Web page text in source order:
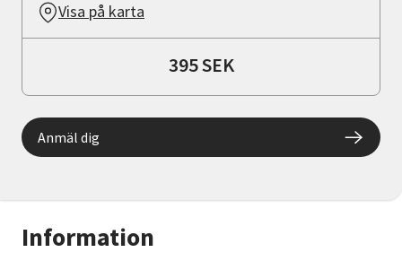
Information
Visa på karta
395 SEK
Anmäl dig